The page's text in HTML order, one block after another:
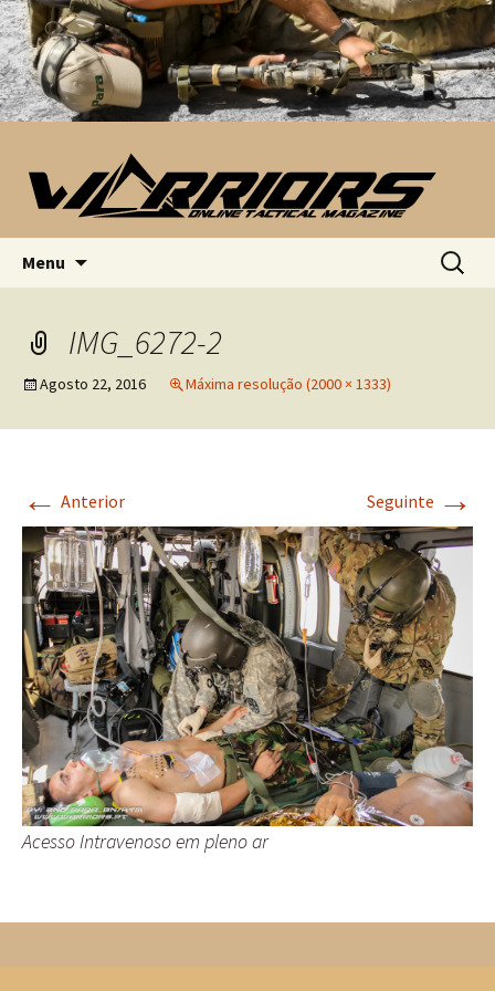
Menu
por:
IMG_6272-2
Agosto 22, 2016 Máxima resolução (2000 × 1333)
← Anterior Seguinte →
Acesso Intravenoso em pleno ar